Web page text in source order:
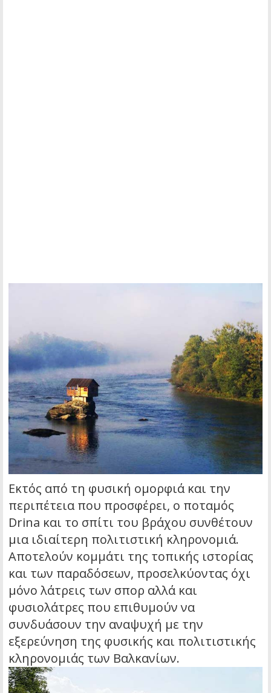
Εκτός από τη φυσική ομορφιά και την
περιπέτεια που προσφέρει, ο ποταμός
Drina και το σπίτι του βράχου συνθέτουν
μια ιδιαίτερη πολιτιστική κληρονομιά.
Αποτελούν κομμάτι της τοπικής ιστορίας
και των παραδόσεων, προσελκύοντας όχι
μόνο λάτρεις των σπορ αλλά και
φυσιολάτρες που επιθυμούν να
συνδυάσουν την αναψυχή με την
εξερεύνηση της φυσικής και πολιτιστικής
κληρονομιάς των Βαλκανίων.